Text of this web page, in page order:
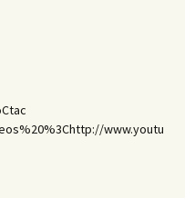
www.youtu